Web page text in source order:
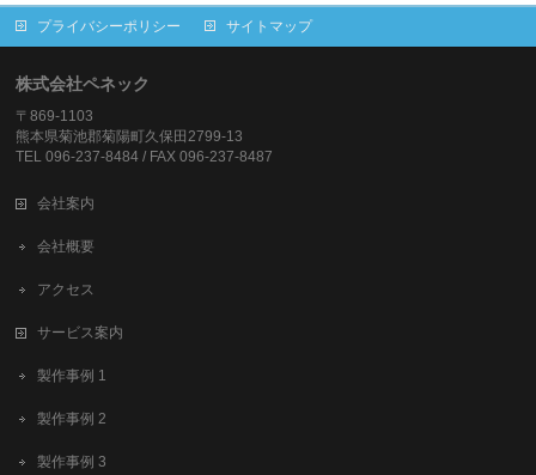
プライバシーポリシー サイトマップ
株式会社ペネック
〒869-1103
熊本県菊池郡菊陽町久保田2799-13
TEL 096-237-8484 / FAX 096-237-8487
会社案内
会社概要
アクセス
サービス案内
製作事例 1
製作事例 2
製作事例 3